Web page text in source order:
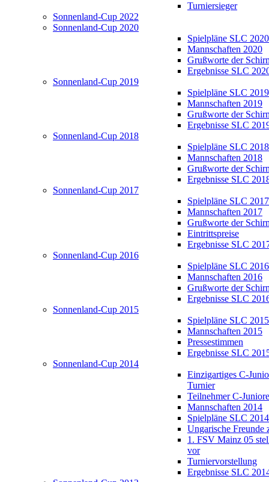
Turniersieger
Sonnenland-Cup 2022
Sonnenland-Cup 2020
Spielpläne SLC 2020
Mannschaften 2020
Grußworte der
Ergebnisse SLC
Sonnenland-Cup 2019
Spielpläne SLC 2019
Mannschaften 2019
Grußworte der
Ergebnisse SLC
Sonnenland-Cup 2018
Spielpläne SLC 2018
Mannschaften 2018
Grußworte der
Ergebnisse SLC
Sonnenland-Cup 2017
Spielpläne SLC 2017
Mannschaften 2017
Grußworte der
Eintrittspreise
Ergebnisse SLC
Sonnenland-Cup 2016
Spielpläne SLC 2016
Mannschaften 2016
Grußworte der
Ergebnisse SLC
Sonnenland-Cup 2015
Spielpläne SLC 2015
Mannschaften 2015
Pressestimmen
Ergebnisse SLC
Sonnenland-Cup 2014
Einzigartiges C-
Turnier
Teilnehmer C-
Mannschaften 2014
Spielpläne SLC 2014
Ungarische Freunde
1. FSV Mainz 05
vor
Turniervorstellung
Ergebnisse SLC